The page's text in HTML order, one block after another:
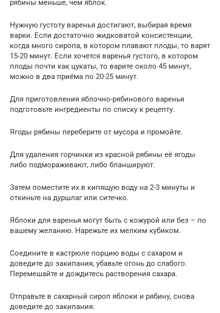
рябины меньше, чем яблок.
Нужную густоту варенья достигают, выбирая время
варки. Если достаточно жидковатой консистенции,
когда много сиропа, в котором плавают плоды, то варят
15-20 минут. Если хочется варенья густого, в котором
плоды почти как цукаты, то варите около 45 минут,
можно в два приёма по 20-25 минут.
Для приготовления яблочно-рябинового варенья
подготовьте ингредиенты по списку к рецепту.
Ягоды рябины переберите от мусора и промойте.
Для удаления горчинки из красной рябины её ягоды
либо подмораживают, либо бланшируют.
Затем поместите их в кипящую воду на 2-3 минуты и
откиньте на дуршлаг или ситечко.
Яблоки для варенья могут быть с кожурой или без – по
вашему желанию. Нарежьте их мелким кубиком.
Соедините в кастрюле порцию воды с сахаром и
доведите до закипания, убавьте огонь до слабого.
Перемешайте и дождитесь растворения сахара.
Отправьте в сахарный сироп яблоки и рябину, снова
доведите до закипания.